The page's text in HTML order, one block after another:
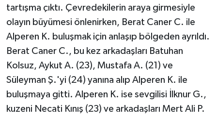
tartışma çıktı. Çevredekilerin araya girmesiyle
olayın büyümesi önlenirken, Berat Caner C. ile
Alperen K. buluşmak için anlaşıp bölgeden ayrıldı.
Berat Caner C., bu kez arkadaşları Batuhan
Kolsuz, Aykut A. (23), Mustafa A. (21) ve
Süleyman Ş.'yi (24) yanına alıp Alperen K. ile
buluşmaya gitti. Alperen K. ise sevgilisi İlknur G.,
kuzeni Necati Kınış (23) ve arkadaşları Mert Ali P.